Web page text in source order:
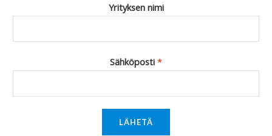
Yrityksen nimi
Sähköposti *
LÄHETÄ